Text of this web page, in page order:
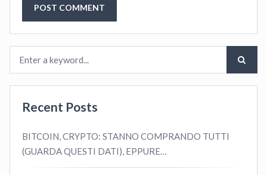
Recent Posts
BITCOIN, CRYPTO: STANNO COMPRANDO TUTTI
(GUARDA QUESTI DATI), EPPURE…